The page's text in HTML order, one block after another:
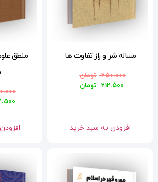
منطق علوم انسانی اسلامی:
فراروش
۵۵۰.۰۰۰
تومان
افزودن به سبد خرید